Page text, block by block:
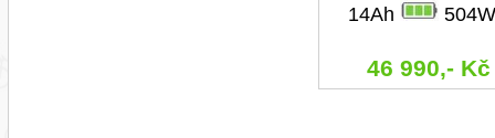
14Ah
46 990,- Kč